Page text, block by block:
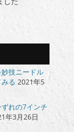
妙技ニードル
る 2021年5
ずれの7インチ
年3月26日